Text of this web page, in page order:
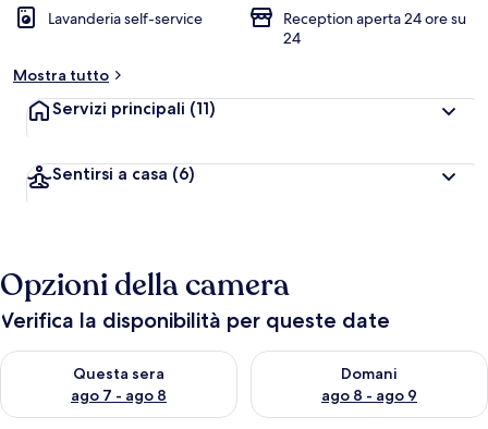
Lavanderia self-service
Reception aperta 24 ore su
24
Mostra tutto
Servizi principali (11)
Sentirsi a casa (6)
Opzioni della camera
Verifica la disponibilità per queste date
Questa sera
ago 7 - ago 8
Verifica la disponibilità per questa sera, ago 7 - ago 8
Domani
ago 8 - ago 9
Verifica la disponibilità per